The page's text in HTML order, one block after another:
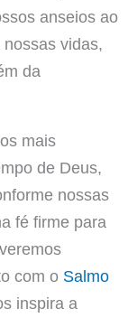
anseios ao
vidas,
da
mais
de Deus,
nossas
fé firme para
com o Salmo
inspira a